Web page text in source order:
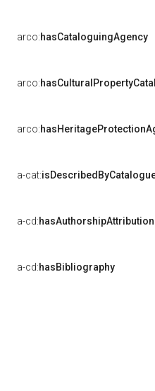
arco:hasCataloguingAgency
arco:
arco:
a-cat:
a-cd:hasAuthorshipAttribution
a-cd:hasBibliography